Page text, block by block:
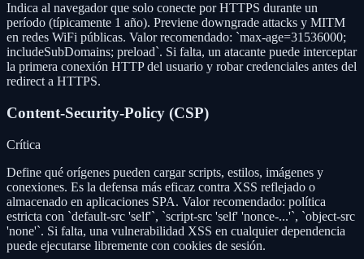
Indica al navegador que solo conecte por HTTPS durante un
período (típicamente 1 año). Previene downgrade attacks y MITM
en redes WiFi públicas. Valor recomendado: `max-age=31536000;
includeSubDomains; preload`. Si falta, un atacante puede interceptar
la primera conexión HTTP del usuario y robar credenciales antes del
redirect a HTTPS.
Content-Security-Policy (CSP)
Crítica
Define qué orígenes pueden cargar scripts, estilos, imágenes y
conexiones. Es la defensa más eficaz contra XSS reflejado o
almacenado en aplicaciones SPA. Valor recomendado: política
estricta con `default-src 'self'`, `script-src 'self' 'nonce-...'`, `object-src
'none'`. Si falta, una vulnerabilidad XSS en cualquier dependencia
puede ejecutarse libremente con cookies de sesión.